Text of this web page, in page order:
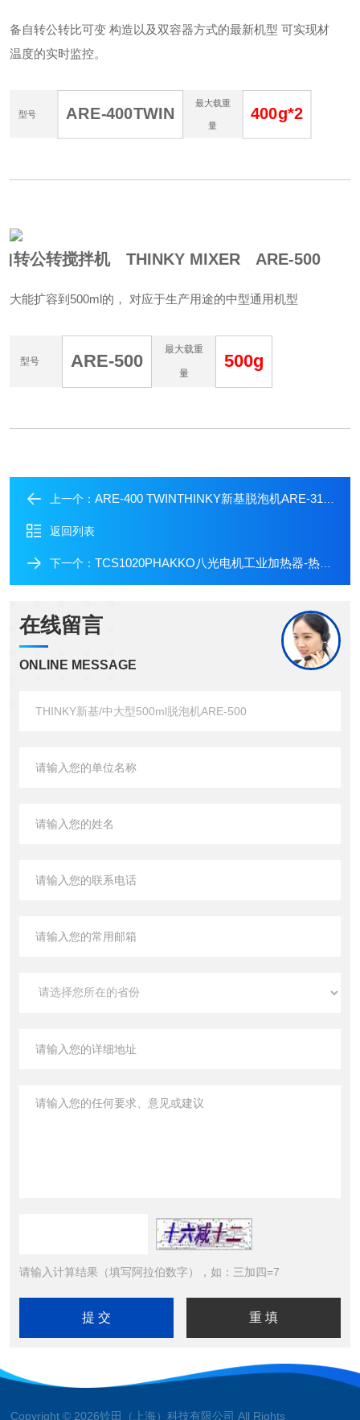
备自转公转比可变 构造以及双容器方式的最新机型 可实现材
温度的实时监控。
型号 ARE-400TWIN
最大载重
量
400g*2
转公转搅拌机 THINKY MIXER ARE-500
大能扩容到500ml的， 对应于生产用途的中型通用机型
型号 ARE-500
最大载重
量
500g
上一个： ARE-400 TWINTHINKY新基脱泡机ARE-310/ARE-100/ARE-312
返回列表
下一个： TCS1020PHAKKO八光电机工业加热器-热电偶传感器
在线留言
ONLINE MESSAGE
请输入计算结果（填写阿拉伯数字），如：三加四=7
Copyright © 2026铃田（上海）科技有限公司 All Rights